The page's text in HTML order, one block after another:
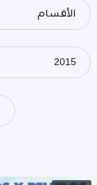
الأقسام
2015